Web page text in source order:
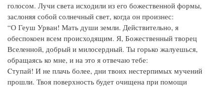
голосом. Лучи света исходили из его божественной формы,
заслоняя собой солнечный свет, когда он произнес:
“О Геуш Урван! Мать души земли. Действительно, я
обеспокоен всем происходящим. Я, Божественный творец
Вселенной, добрый и милосердный. Ты горько жалуешься,
обращаясь ко мне, и на это я отвечаю тебе:
Cтупай! И не плачь более, дни твоих нестерпимых мучений
прошли. Твоя поверхность будет очищена при помощи